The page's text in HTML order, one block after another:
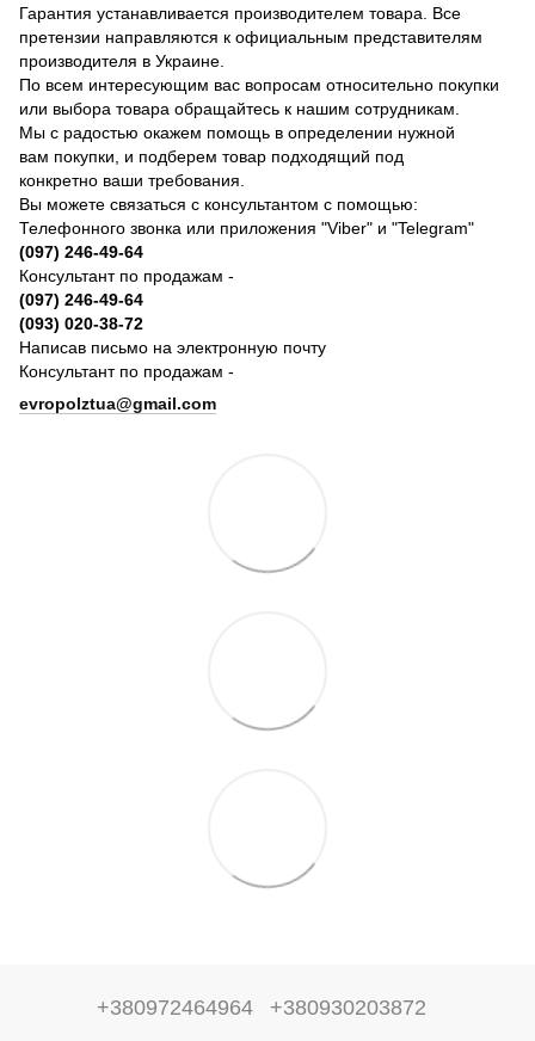
Гарантия устанавливается производителем товара. Все
претензии направляются к официальным представителям
производителя в Украине.
По всем интересующим вас вопросам относительно покупки
или выбора товара обращайтесь к нашим сотрудникам.
Мы с радостью окажем помощь в определении нужной
вам покупки, и подберем товар подходящий под
конкретно ваши требования.
Вы можете связаться с консультантом с помощью:
Телефонного звонка или приложения "Viber" и "Telegram"
(097) 246-49-64
Консультант по продажам -
(097) 246-49-64
(093) 020-38-72
Написав письмо на электронную почту
Консультант по продажам -
evropolztua@gmail.com
+380972464964 +380930203872